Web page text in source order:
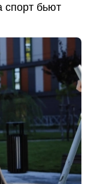
спорт бьют